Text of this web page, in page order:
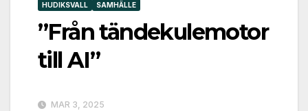
HUDIKSVALL SAMHÄLLE
”Från tändekulemotor
till AI”
MAR 3, 2025